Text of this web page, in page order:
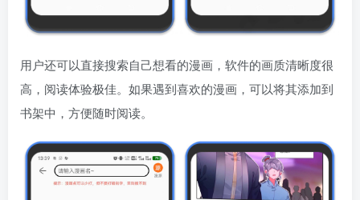
用户还可以直接搜索自己想看的漫画，软件的画质清晰度很
高，阅读体验极佳。如果遇到喜欢的漫画，可以将其添加到
书架中，方便随时阅读。